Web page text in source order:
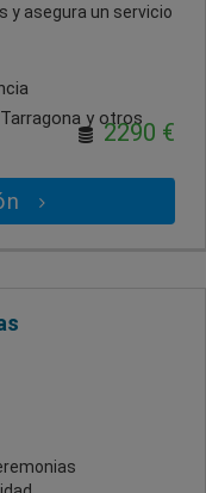
y asegura un servicio
y otros
2290 €